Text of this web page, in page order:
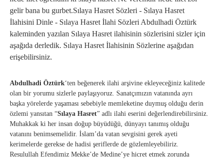
gelir bana bu gurbet.Sılaya Hasret Sözleri - Sılaya Hasret
İlahisini Dinle - Sılaya Hasret İlahi Sözleri Abdulhadi Öztürk
kaleminden yazılan Sılaya Hasret ilahisinin sözlerisini sizler için
aşağıda derledik. Sılaya Hasret İlahisinin Sözlerine aşağıdan
erişebilirsiniz.
Abdulhadi Öztürk‘ten beğenerek ilahi arşivine ekleyeceğiniz kalitede
olan bir yorumu sizlerle paylaşıyoruz. Sanatçımızın vatanında ayrı
başka yörelerde yaşaması sebebiyle memleketine duymuş olduğu derin
özlemi yansıtan “Sılaya Hasret” adlı ilahi eserini değerlendirebilirsiniz.
Muhakkak ki her insan doğup büyüdüğü, dünyayı tanımış olduğu
vatanını benimsemelidir. İslam’da vatan sevgisini gerek ayeti
kerimelerde gerekse de hadisi şeriflerde de gözlemleyebiliriz.
Resulullah Efendimiz Mekke’de Medine’ye hicret etmek zorunda